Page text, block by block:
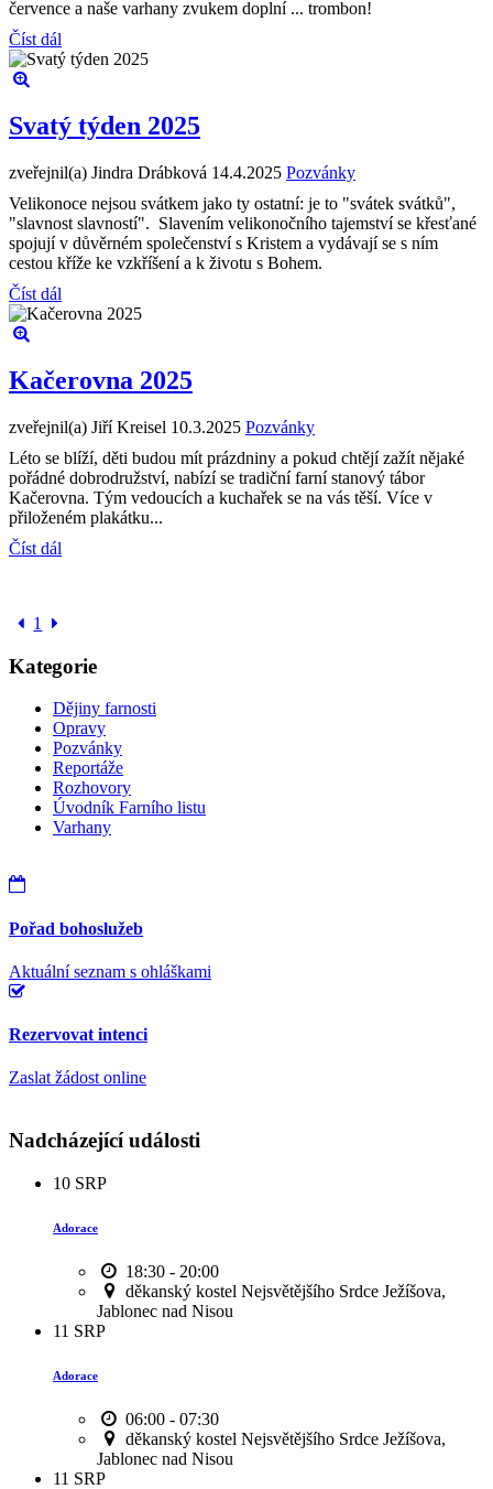
července a naše varhany zvukem doplní ... trombon!
Číst dál
Svatý týden 2025
zveřejnil(a) Jindra Drábková 14.4.2025 Pozvánky
Velikonoce nejsou svátkem jako ty ostatní: je to "svátek svátků",
"slavnost slavností". Slavením velikonočního tajemství se křesťané
spojují v důvěrném společenství s Kristem a vydávají se s ním
cestou kříže ke vzkříšení a k životu s Bohem.
Číst dál
Kačerovna 2025
zveřejnil(a) Jiří Kreisel 10.3.2025 Pozvánky
Léto se blíží, děti budou mít prázdniny a pokud chtějí zažít nějaké
pořádné dobrodružství, nabízí se tradiční farní stanový tábor
Kačerovna. Tým vedoucích a kuchařek se na vás těší. Více v
přiloženém plakátku...
Číst dál
1
Kategorie
Dějiny farnosti
Opravy
Pozvánky
Reportáže
Rozhovory
Úvodník Farního listu
Varhany
Pořad bohoslužeb
Aktuální seznam s ohláškami
Rezervovat intenci
Zaslat žádost online
Nadcházející události
10 SRP
Adorace
18:30 - 20:00
děkanský kostel Nejsvětějšího Srdce Ježíšova,
Jablonec nad Nisou
11 SRP
Adorace
06:00 - 07:30
děkanský kostel Nejsvětějšího Srdce Ježíšova,
Jablonec nad Nisou
11 SRP